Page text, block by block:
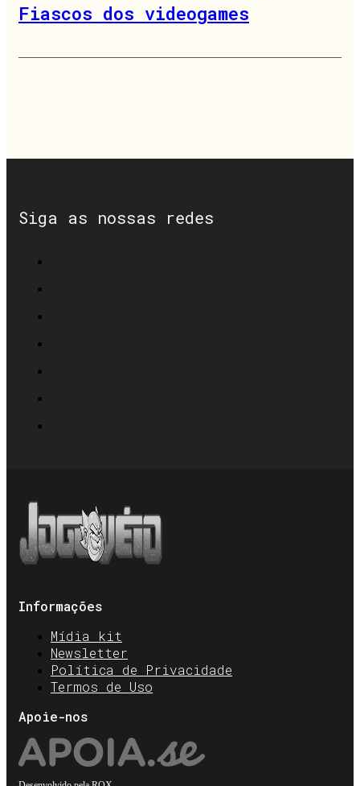
Fiascos dos videogames
Siga as nossas redes
Informações
Mídia kit
Newsletter
Política de Privacidade
Termos de Uso
Apoie-nos